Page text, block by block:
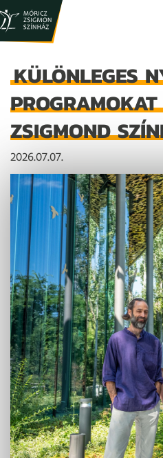
KÜLÖNLEGES
ZSIGMOND
2026.07.07.